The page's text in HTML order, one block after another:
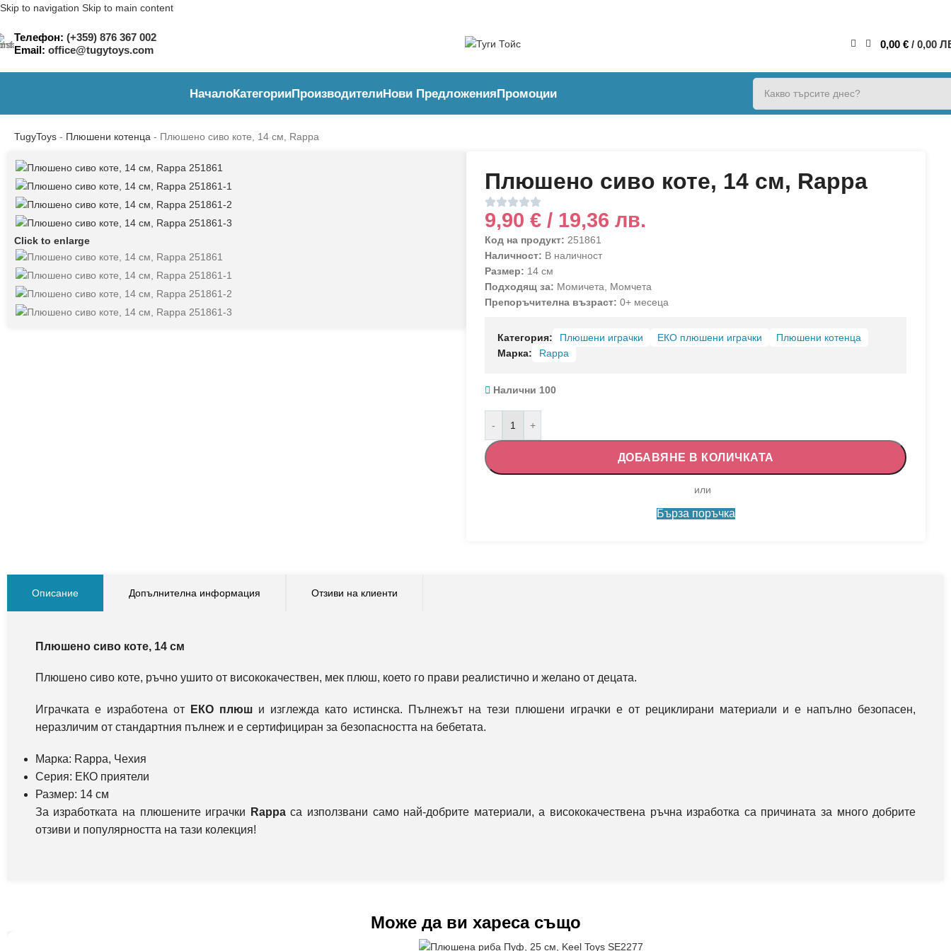
Skip to navigation Skip to main content
Телефон: (+359) 876 367 002
Email: office@tugytoys.com 0,00 € / 0,00
НачалоКатегорииПроизводителиНови ПредложенияПромоции
TugyToys - Плюшени котенца - Плюшено сиво коте, 14 см, Rappa
Click to enlarge
Плюшено сиво коте, 14 см, Rappa
9,90€ / 19,36 лв.
Код на продукт: 251861
Наличност: В наличност
Размер: 14 см
Подходящ за: Момичета, Момчета
Препоръчителна възраст: 0+ месеца
Категория: Плюшени играчки ЕКО плюшени играчки
Плюшени котенца
Марка:
Rappa
Налични 100
- +
ДОБАВЯНЕ В КОЛИЧКАТА
Бърза поръчка
Описание Допълнителна информация Отзиви на клиенти
Плюшено сиво коте, 14 см
Плюшено сиво коте, ръчно ушито от висококачествен, мек плюш, което го прави реалистично и желано от децата.
Играчката е изработена от ЕКО плюши изглежда като истинска. Пълнежът на тези плюшени играчки е от рециклирани материали и е напълно безопасен,
неразличим от стандартния пълнеж и е сертифициран за безопасността на бебетата.
Марка: Rappa, Чехия
Серия: ЕКО приятели
Размер: 14 см
За изработката на плюшените играчки
Rappaса използвани само най-добрите материали, а висококачествена ръчна изработка са причината за много добрите
отзиви и популярността на тази колекция!
Може да ви хареса също